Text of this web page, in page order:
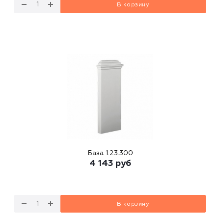
В корзину
База 1.23.300
4 143руб
В корзину